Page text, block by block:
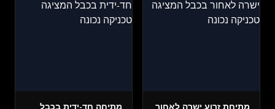
מתיחת זרוע ישרה לאחור
מתיחה חד-ידית בכבל